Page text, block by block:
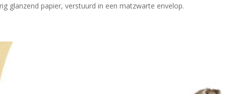
glanzend papier, verstuurd in een matzwarte envelop.